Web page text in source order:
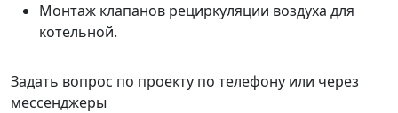
Монтаж клапанов рециркуляции воздуха для
котельной.
Задать вопрос по проекту по телефону или через
мессенджеры